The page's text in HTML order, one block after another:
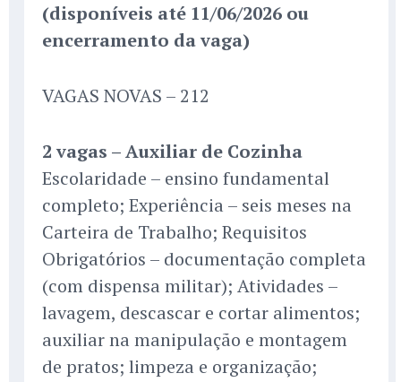
(disponíveis até 11/06/2026 ou
encerramento da vaga)
VAGAS NOVAS – 212
2 vagas – Auxiliar de Cozinha
Escolaridade – ensino fundamental
completo; Experiência – seis meses na
Carteira de Trabalho; Requisitos
Obrigatórios – documentação completa
(com dispensa militar); Atividades –
lavagem, descascar e cortar alimentos;
auxiliar na manipulação e montagem
de pratos; limpeza e organização;